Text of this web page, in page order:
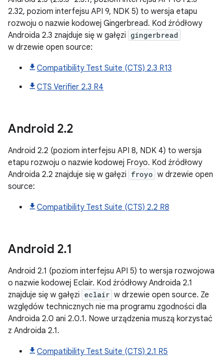
2.32, poziom interfejsu API 9, NDK 5) to wersja etapu
rozwoju o nazwie kodowej Gingerbread. Kod źródłowy
Androida 2.3 znajduje się w gałęzi gingerbread
w drzewie open source:
Compatibility Test Suite (CTS) 2.3 R13
CTS Verifier 2.3 R4
Android 2.2
Android 2.2 (poziom interfejsu API 8, NDK 4) to wersja
etapu rozwoju o nazwie kodowej Froyo. Kod źródłowy
Androida 2.2 znajduje się w gałęzi froyo w drzewie open
source:
Compatibility Test Suite (CTS) 2.2 R8
Android 2.1
Android 2.1 (poziom interfejsu API 5) to wersja rozwojowa
o nazwie kodowej Eclair. Kod źródłowy Androida 2.1
znajduje się w gałęzi eclair w drzewie open source. Ze
względów technicznych nie ma programu zgodności dla
Androida 2.0 ani 2.0.1. Nowe urządzenia muszą korzystać
z Androida 2.1.
Compatibility Test Suite (CTS) 2.1 R5